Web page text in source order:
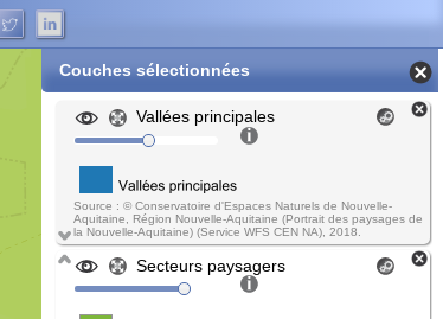
Couches sélectionnées
Vallées principales
Source : © Conservatoire d'Espaces Naturels de Nouvelle-
Aquitaine, Région Nouvelle-Aquitaine (Portrait des paysages de
la Nouvelle-Aquitaine) (Service WFS CEN NA), 2018.
Secteurs paysagers